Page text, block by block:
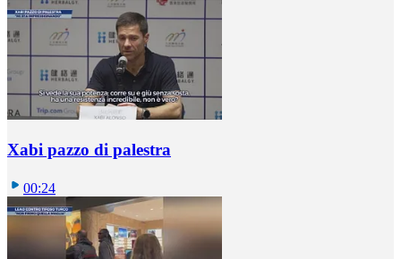
Xabi pazzo di palestra
00:24